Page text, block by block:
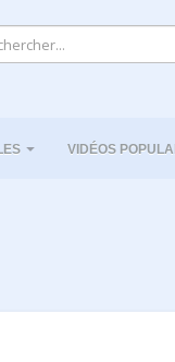
VIDÉOS